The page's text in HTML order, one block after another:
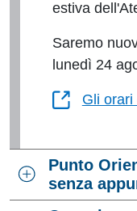
estiva
Saremo
lunedì 24
Gli
Punto
senza